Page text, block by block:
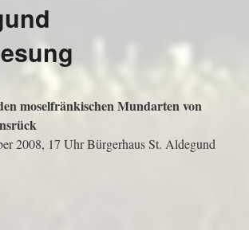
moselfränkischen Mundarten von
2008, 17 Uhr Bürgerhaus St. Aldegund